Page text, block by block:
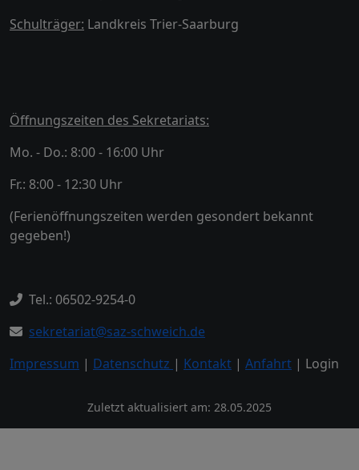
Schulträger: Landkreis Trier-Saarburg
Öffnungszeiten des Sekretariats:
Mo. - Do.: 8:00 - 16:00 Uhr
Fr.: 8:00 - 12:30 Uhr
(Ferienöffnungszeiten werden gesondert bekannt
gegeben!)
Tel.: 06502-9254-0
sekretariat@saz-schweich.de
Impressum | Datenschutz | Kontakt | Anfahrt | Login
Zuletzt aktualisiert am: 28.05.2025